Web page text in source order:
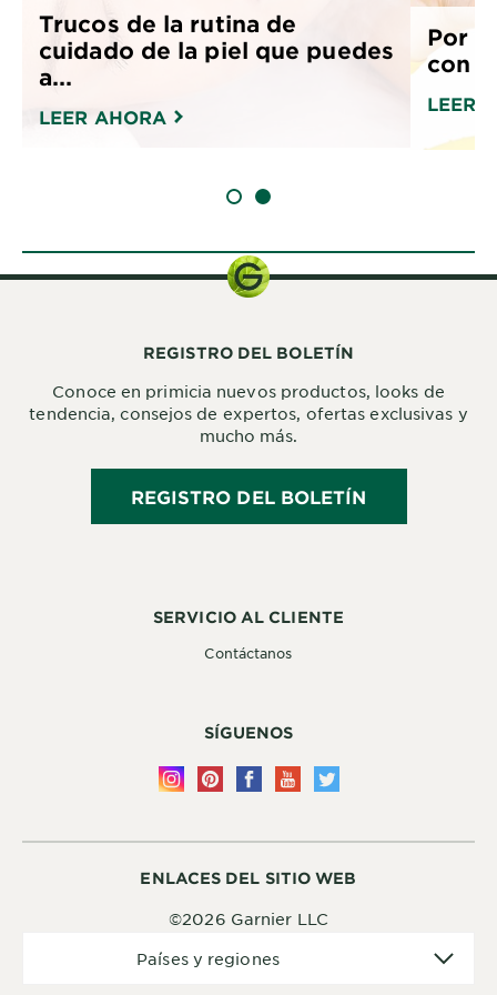
Trucos de la rutina de
cuidado de la piel que puedes
a...
LEER AHORA
Por
con
LEER
SLIDE 1SLIDE 2
ENLACES DEL SITIO WEB
©2026 Garnier LLC
Países y regiones
SERVICIO AL CLIENTE
Contáctanos
SÍGUENOS
REGISTRO DEL BOLETÍN
Conoce en primicia nuevos productos, looks de
tendencia, consejos de expertos, ofertas exclusivas y
mucho más.
REGISTRO DEL BOLETÍN